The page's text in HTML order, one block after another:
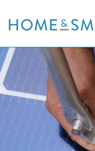
to